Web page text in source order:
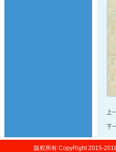
上
下
版权所有 CopyRight 2015-